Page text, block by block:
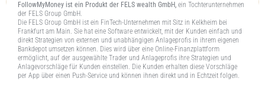
FollowMyMoney ist ein Produkt der FELS wealth GmbH,ein Tochterunternehmen
der FELS Group GmbH.
Die FELS Group GmbH ist ein FinTech-Unternehmen mit Sitz in Kelkheim bei
Frankfurt am Main. Sie hat eine Software entwickelt, mit der Kunden einfach und
direkt Strategien von externen und unabhängigen Anlageprofis in ihrem eigenen
Bankdepot umsetzen können. Dies wird über eine Online-Finanzplattform
ermöglicht, auf der ausgewählte Trader und Anlageprofis ihre Strategien und
Anlagevorschläge für Kunden einstellen. Die Kunden erhalten diese Vorschläge
per App über einen Push-Service und können ihnen direkt und in Echtzeit folgen.